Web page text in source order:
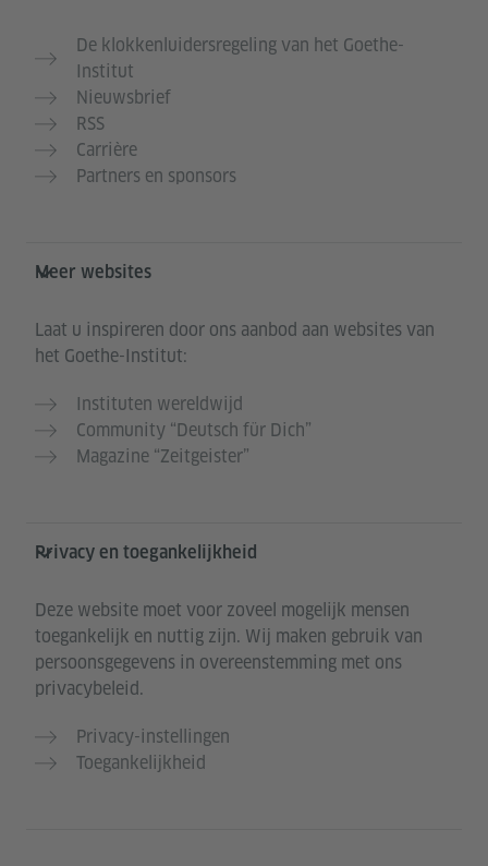
De klokkenluidersregeling van het Goethe-
Institut
Nieuwsbrief
RSS
Carrière
Partners en sponsors
Meer websites
Laat u inspireren door ons aanbod aan websites van
het Goethe-Institut:
Instituten wereldwijd
Community “Deutsch für Dich”
Magazine “Zeitgeister”
Privacy en toegankelijkheid
Deze website moet voor zoveel mogelijk mensen
toegankelijk en nuttig zijn. Wij maken gebruik van
persoonsgegevens in overeenstemming met ons
privacybeleid.
Privacy-instellingen
Toegankelijkheid